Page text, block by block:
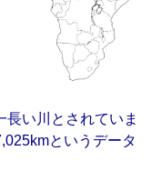
長い川とされていま
というデータ